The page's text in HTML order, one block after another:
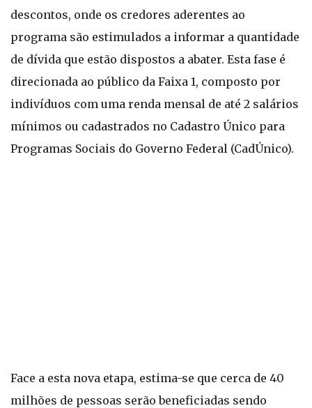
descontos, onde os credores aderentes ao
programa são estimulados a informar a quantidade
de dívida que estão dispostos a abater. Esta fase é
direcionada ao público da Faixa 1, composto por
indivíduos com uma renda mensal de até 2 salários
mínimos ou cadastrados no Cadastro Único para
Programas Sociais do Governo Federal (CadÚnico).
Face a esta nova etapa, estima-se que cerca de 40
milhões de pessoas serão beneficiadas sendo